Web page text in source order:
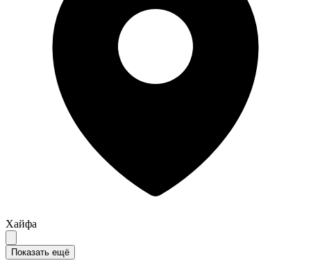
Хайфа
Показать ещё